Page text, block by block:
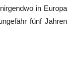
in Europa
fünf Jahren